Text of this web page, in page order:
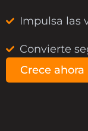
Impulsa las
Convierte
Crece ahora